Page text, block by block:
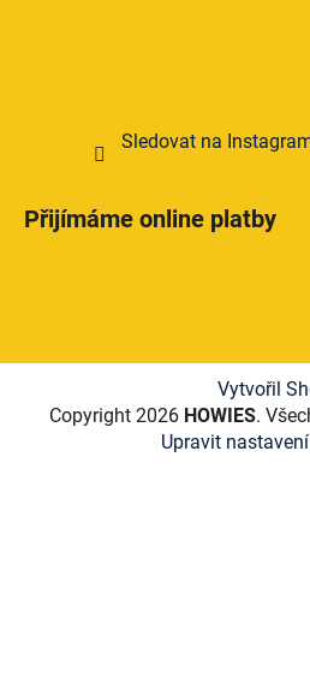
Sledovat na
Přijímáme online platby
Vytvořil
Copyright 2026 HOWIES.
Upravit